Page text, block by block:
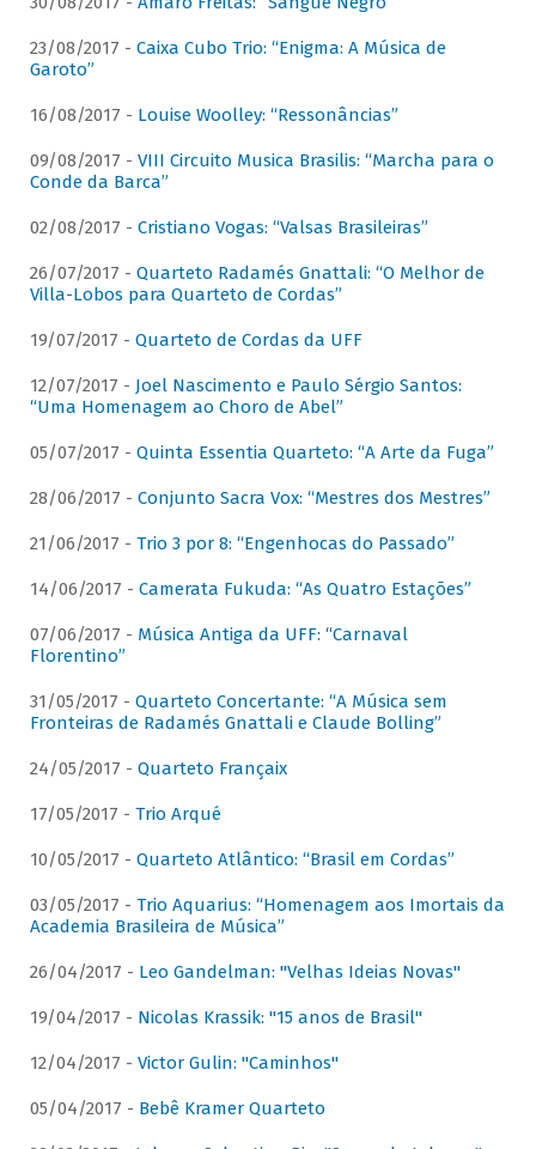
23/08/2017 - Caixa Cubo Trio: “Enigma: A Música de
Garoto”
16/08/2017 - Louise Woolley: “Ressonâncias”
09/08/2017 - VIII Circuito Musica Brasilis: “Marcha para o
Conde da Barca”
02/08/2017 - Cristiano Vogas: “Valsas Brasileiras”
26/07/2017 - Quarteto Radamés Gnattali: “O Melhor de
Villa-Lobos para Quarteto de Cordas”
19/07/2017 - Quarteto de Cordas da UFF
12/07/2017 - Joel Nascimento e Paulo Sérgio Santos:
“Uma Homenagem ao Choro de Abel”
05/07/2017 - Quinta Essentia Quarteto: “A Arte da Fuga”
28/06/2017 - Conjunto Sacra Vox: “Mestres dos Mestres”
21/06/2017 - Trio 3 por 8: “Engenhocas do Passado”
14/06/2017 - Camerata Fukuda: “As Quatro Estações”
07/06/2017 - Música Antiga da UFF: “Carnaval
Florentino”
31/05/2017 - Quarteto Concertante: “A Música sem
Fronteiras de Radamés Gnattali e Claude Bolling”
24/05/2017 - Quarteto Françaix
17/05/2017 - Trio Arqué
10/05/2017 - Quarteto Atlântico: “Brasil em Cordas”
03/05/2017 - Trio Aquarius: “Homenagem aos Imortais da
Academia Brasileira de Música”
26/04/2017 - Leo Gandelman: "Velhas Ideias Novas"
19/04/2017 - Nicolas Krassik: "15 anos de Brasil"
12/04/2017 - Victor Gulin: "Caminhos"
05/04/2017 - Bebê Kramer Quarteto